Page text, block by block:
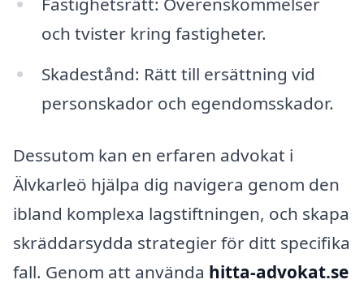
och tvister kring fastigheter.
Skadestånd: Rätt till ersättning vid
personskador och egendomsskador.
Dessutom kan en erfaren advokat i
Älvkarleö hjälpa dig navigera genom den
ibland komplexa lagstiftningen, och skapa
skräddarsydda strategier för ditt specifika
fall. Genom att använda hitta-advokat.se